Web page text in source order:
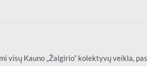
visų Kauno „Žalgirio” kolektyvų veikla,